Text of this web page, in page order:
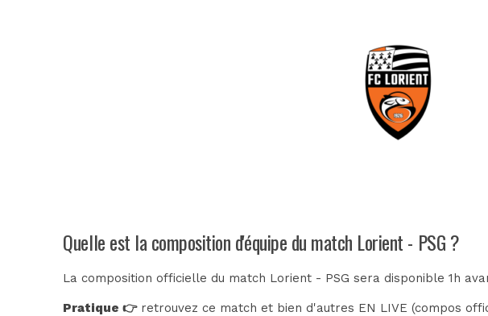
Quelle est la composition d'équipe du match Lorient - PSG ?
La composition officielle du match Lorient - PSG sera disponible 1h
Pratique 👉retrouvez ce match et bien d'autres EN LIVE (compos